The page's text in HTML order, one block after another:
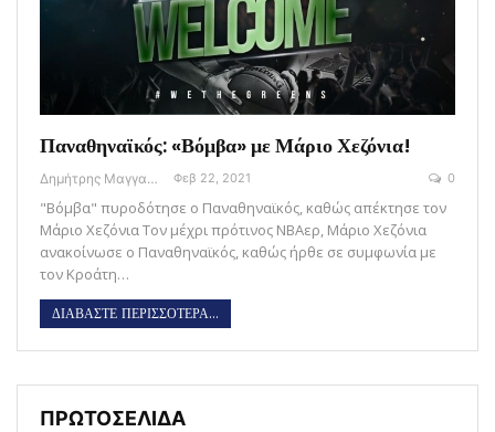
Παναθηναϊκός: «Βόμβα» με Μάριο Χεζόνια!
Δημήτρης Μαγγανάρης Φεβ 22, 2021 0
"Βόμβα" πυροδότησε ο Παναθηναϊκός, καθώς απέκτησε τον
Μάριο Χεζόνια Τον μέχρι πρότινος ΝΒΑερ, Μάριο Χεζόνια
ανακοίνωσε ο Παναθηναϊκός, καθώς ήρθε σε συμφωνία με
τον Κροάτη…
ΔΙΑΒΑΣΤΕ ΠΕΡΙΣΣΟΤΕΡΑ...
ΠΡΩΤΟΣΕΛΙΔΑ